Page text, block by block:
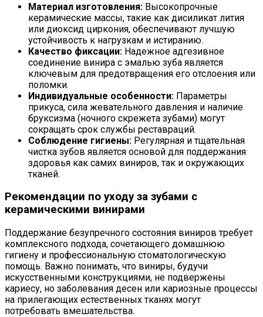
Материал изготовления: Высокопрочные
керамические массы, такие как дисиликат лития
или диоксид циркония, обеспечивают лучшую
устойчивость к нагрузкам и истиранию.
Качество фиксации: Надежное адгезивное
соединение винира с эмалью зуба является
ключевым для предотвращения его отслоения или
поломки.
Индивидуальные особенности: Параметры
прикуса, сила жевательного давления и наличие
бруксизма (ночного скрежета зубами) могут
сокращать срок службы реставраций.
Соблюдение гигиены: Регулярная и тщательная
чистка зубов является основой для поддержания
здоровья как самих виниров, так и окружающих
тканей.
Рекомендации по уходу за зубами с
керамическими винирами
Поддержание безупречного состояния виниров требует
комплексного подхода, сочетающего домашнюю
гигиену и профессиональную стоматологическую
помощь. Важно понимать, что виниры, будучи
искусственными конструкциями, не подвержены
кариесу, но заболевания десен или кариозные процессы
на прилегающих естественных тканях могут
потребовать вмешательства.